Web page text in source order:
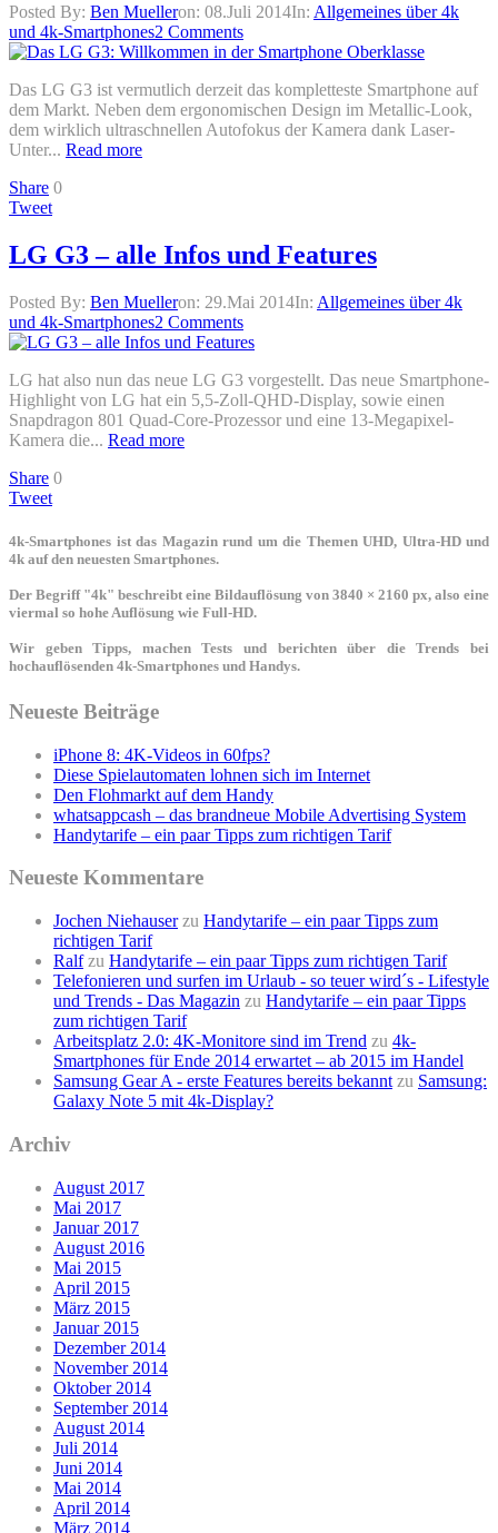
Posted By: Ben Muelleron: 08.Juli 2014In: Allgemeines über 4k
und 4k-Smartphones2 Comments
Das LG G3 ist vermutlich derzeit das kompletteste Smartphone auf
dem Markt. Neben dem ergonomischen Design im Metallic-Look,
dem wirklich ultraschnellen Autofokus der Kamera dank Laser-
Unter... Read more
Share 0
Tweet
LG G3 – alle Infos und Features
Posted By: Ben Muelleron: 29.Mai 2014In: Allgemeines über 4k
und 4k-Smartphones2 Comments
LG hat also nun das neue LG G3 vorgestellt. Das neue Smartphone-
Highlight von LG hat ein 5,5-Zoll-QHD-Display, sowie einen
Snapdragon 801 Quad-Core-Prozessor und eine 13-Megapixel-
Kamera die... Read more
Share 0
Tweet
4k-Smartphones ist das Magazin rund um die Themen UHD, Ultra-HD und
4k auf den neuesten Smartphones.
Der Begriff "4k" beschreibt eine Bildauflösung von 3840 × 2160 px, also eine
viermal so hohe Auflösung wie Full-HD.
Wir geben Tipps, machen Tests und berichten über die Trends bei
hochauflösenden 4k-Smartphones und Handys.
Neueste Beiträge
iPhone 8: 4K-Videos in 60fps?
Diese Spielautomaten lohnen sich im Internet
Den Flohmarkt auf dem Handy
whatsappcash – das brandneue Mobile Advertising System
Handytarife – ein paar Tipps zum richtigen Tarif
Neueste Kommentare
Jochen Niehauserzu Handytarife – ein paar Tipps zum
richtigen Tarif
Ralfzu Handytarife – ein paar Tipps zum richtigen Tarif
Telefonieren und surfen im Urlaub - so teuer wird´s - Lifestyle
und Trends - Das Magazin zu Handytarife – ein paar Tipps
zum richtigen Tarif
Arbeitsplatz 2.0: 4K-Monitore sind im Trend zu 4k-
Smartphones für Ende 2014 erwartet – ab 2015 im Handel
Samsung Gear A - erste Features bereits bekannt zu Samsung:
Galaxy Note 5 mit 4k-Display?
Archiv
August 2017
Mai 2017
Januar 2017
August 2016
Mai 2015
April 2015
März 2015
Januar 2015
Dezember 2014
November 2014
Oktober 2014
September 2014
August 2014
Juli 2014
Juni 2014
Mai 2014
April 2014
März 2014